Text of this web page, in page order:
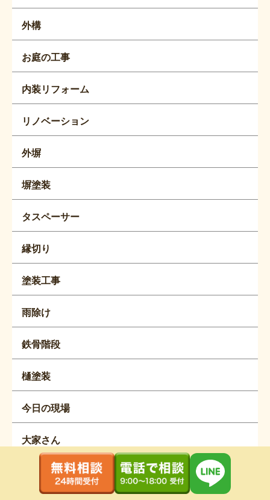
外構
お庭の工事
内装リフォーム
リノベーション
外塀
塀塗装
タスペーサー
縁切り
塗装工事
雨除け
鉄骨階段
樋塗装
今日の現場
大家さん
アパート